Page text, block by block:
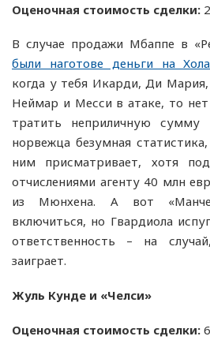
Оценочная стоимость сделки:
В случае продажи Мбаппе в
были наготове деньги на
когда у тебя Икарди, Ди
Неймар и Месси в атаке, то
тратить неприличную
норвежца безумная
ним присматривает, хотя
отчислениями агенту 40 млн
из Мюнхена. А вот
включиться, но Гвардиола
ответственность – на
заиграет.
Жуль Кунде и «Челси»
Оценочная стоимость сделки: